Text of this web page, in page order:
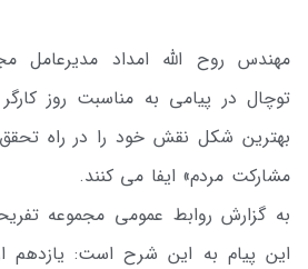
مهندس روح الله امداد مدیرعامل
توچال در پیامی به مناسبت روز
بهترین شکل نقش خود را در راه
مشارکت مردم» ایفا می کنند.
به گزارش روابط عمومی مجموعه
این پیام به این شرح است: یازدهم